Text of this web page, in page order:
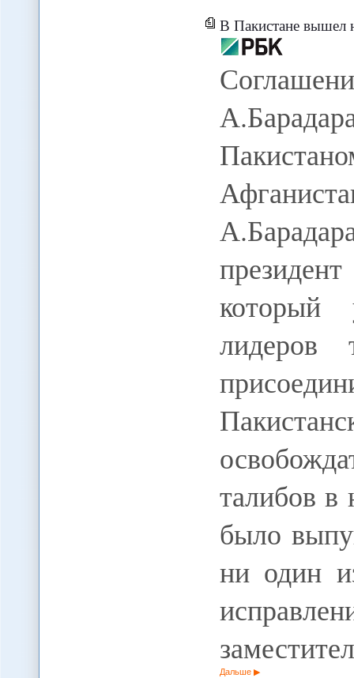
В Пакистане вышел
который
лидеров
талибов в
было
ни один
Дальше